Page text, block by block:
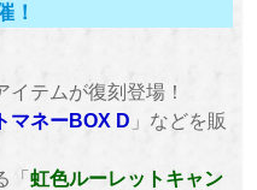
！
テムが復刻登場！
マネーBOX D 」などを販
「虹色ルーレットキャン